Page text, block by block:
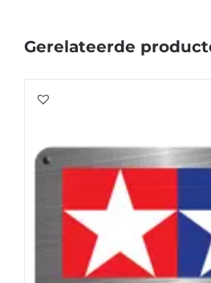
Gerelateerde